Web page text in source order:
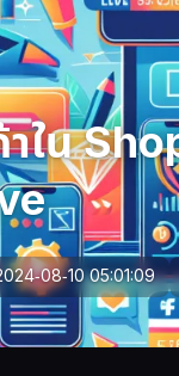
ใน
08-10 05:01:09